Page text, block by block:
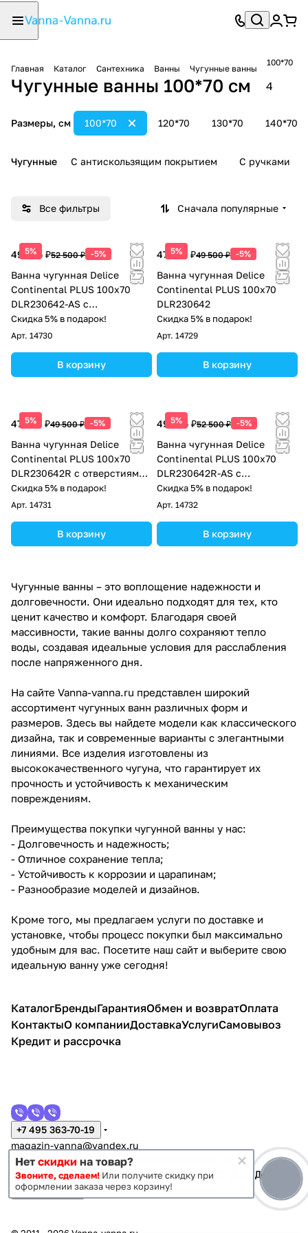
Главная Каталог Сантехника Ванны Чугунные ванны
100*70
Чугунные ванны 100*70 см 4
Размеры, см 100*70 120*70 130*70 140*70
Чугунные С антискользящим покрытием С ручками
Все фильтры Сначала популярные
5%
49 875 ₽52 500 ₽ -5%
Ванна чугунная Delice
Continental PLUS 100х70
DLR230642-AS с
антискользящим покрытием
Скидка 5% в подарок!
Арт. 14730
В корзину
5%
47 025 ₽49 500 ₽ -5%
Ванна чугунная Delice
Continental PLUS 100х70
DLR230642
Скидка 5% в подарок!
Арт. 14729
В корзину
5%
47 025 ₽49 500 ₽ -5%
Ванна чугунная Delice
Continental PLUS 100х70
DLR230642R с отверстиями
под ручки
Скидка 5% в подарок!
Арт. 14731
В корзину
5%
49 875 ₽52 500 ₽ -5%
Ванна чугунная Delice
Continental PLUS 100х70
DLR230642R-AS с
отверстиями под ручки и
антискользящим покрытием
Скидка 5% в подарок!
Арт. 14732
В корзину
Чугунные ванны – это воплощение надежности и
долговечности. Они идеально подходят для тех, кто
ценит качество и комфорт. Благодаря своей
массивности, такие ванны долго сохраняют тепло
воды, создавая идеальные условия для расслабления
после напряженного дня.
На сайте Vanna-vanna.ru представлен широкий
ассортимент чугунных ванн различных форм и
размеров. Здесь вы найдете модели как классического
дизайна, так и современные варианты с элегантными
линиями. Все изделия изготовлены из
высококачественного чугуна, что гарантирует их
прочность и устойчивость к механическим
повреждениям.
Преимущества покупки чугунной ванны у нас:
- Долговечность и надежность;
- Отличное сохранение тепла;
- Устойчивость к коррозии и царапинам;
- Разнообразие моделей и дизайнов.
Кроме того, мы предлагаем услуги по доставке и
установке, чтобы процесс покупки был максимально
удобным для вас. Посетите наш сайт и выберите свою
идеальную ванну уже сегодня!
КаталогБрендыГарантияОбмен и возвратОплата
КонтактыО компанииДоставкаУслугиСамовывоз
Кредит и рассрочка
+7 495 363-70-19
magazin-vanna@yandex.ru
г. Москва, Митино, улица Пятницкое шоссе 47
Темная тема Конфиденциальность
Нет скидки на товар?
Звоните, сделаем! Или получите скидку при
оформлении заказа через корзину!